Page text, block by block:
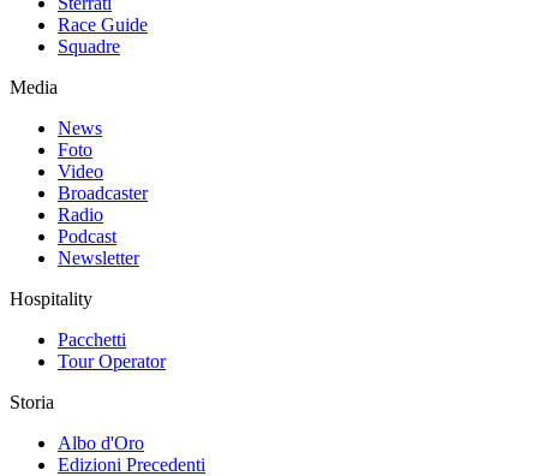
Race Guide
Squadre
Media
News
Foto
Video
Broadcaster
Radio
Podcast
Newsletter
Hospitality
Pacchetti
Tour Operator
Storia
Albo d'Oro
Edizioni Precedenti